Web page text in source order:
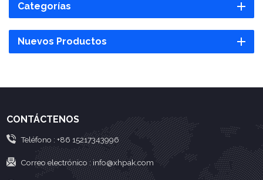
Categorías
Nuevos Productos
CONTÁCTENOS
Teléfono : +86 15217343996
Correo electrónico :info@xhpak.com